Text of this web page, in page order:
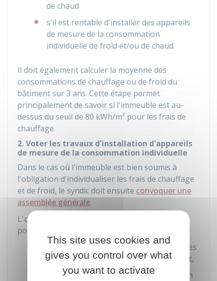
de chaud
s'il est rentable d'installer des appareils
de mesure de la consommation
individuelle de froid et/ou de chaud.
Il doit également calculer la moyenne des
consommations de chauffage ou de froid du
bâtiment sur 3 ans. Cette étape permet
principalement de savoir si l'immeuble est au-
dessus du seuil de 80 kWh/m² pour les frais de
chauffage.
2. Voter les travaux d'installation d'appareils
de mesure de la consommation individuelle
Dans le cas où l'immeuble est bien soumis à
l'obligation d'individualiser les frais de chauffage
et de froid, le syndic doit ensuite convoquer une
assemblée générale.
L'ordre du jour
portant sur :
la pose d'appareils d'individualisation des
frais de chauffage et de refroidissement,
le choix du prestataire, sur présentation
This site uses cookies and
gives you control over what
you want to activate